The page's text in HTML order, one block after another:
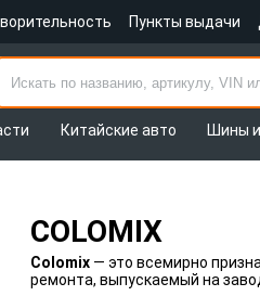
Пункты выдачи
Китайские авто Шины
COLOMIX
Colomix — это всемирно
ремонта, выпускаемый на